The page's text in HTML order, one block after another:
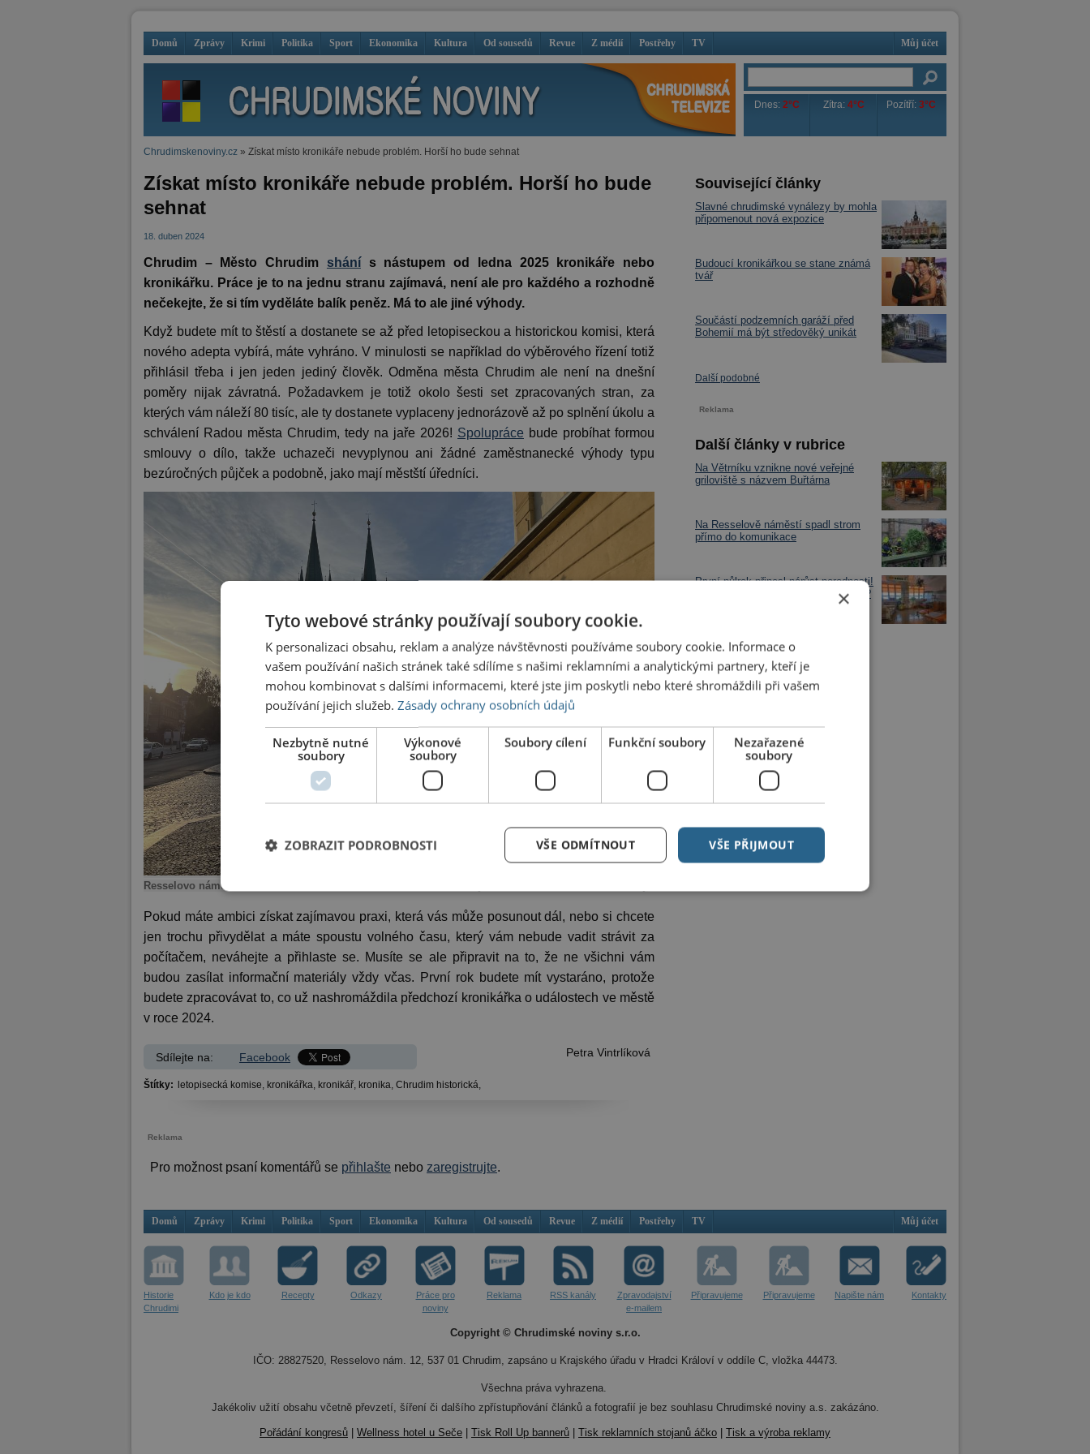
Domů Zprávy Krimi Politika Sport Ekonomika Kultura Od sousedů Revue Z médií Postřehy TV Můj účet
Dnes:2°C Zítra:4°C Pozítří: 3°C
Chrudimskenoviny.cz » Získat místo kronikáře nebude problém. Horší ho bude sehnat
Získat místo kronikáře nebude problém. Horší ho bude
sehnat
18. duben 2024
Chrudim – Město Chrudim shánís nástupem od ledna 2025 kronikáře nebo
kronikářku. Práce je to na jednu stranu zajímavá, není ale pro každého a rozhodně
nečekejte, že si tím vyděláte balík peněz. Má to ale jiné výhody.
Když budete mít to štěstí a dostanete se až před letopiseckou a historickou komisi, která
nového adepta vybírá, máte vyhráno. V minulosti se například do výběrového řízení totiž
přihlásil třeba i jen jeden jediný člověk. Odměna města Chrudim ale není na dnešní
poměry nijak závratná. Požadavkem je totiž okolo šesti set zpracovaných stran, za
kterých vám náleží 80 tisíc, ale ty dostanete vyplaceny jednorázově až po splnění úkolu a
schválení Radou města Chrudim, tedy na jaře 2026! Spolupráce bude probíhat formou
smlouvy o dílo, takže uchazeči nevyplynou ani žádné zaměstnanecké výhody typu
bezúročných půjček a podobně, jako mají městští úředníci.
Resselovo náměstí od informační tabule. Kostel Nanebevzetí Panny Marie. Foto: Chrudimské noviny
Pokud máte ambici získat zajímavou praxi, která vás může posunout dál, nebo si chcete
jen trochu přivydělat a máte spoustu volného času, který vám nebude vadit strávit za
počítačem, neváhejte a přihlaste se. Musíte se ale připravit na to, že ne všichni vám
budou zasílat informační materiály vždy včas. První rok budete mít vystaráno, protože
budete zpracovávat to, co už nashromáždila předchozí kronikářka o událostech ve městě
v roce 2024.
Petra Vintrlíková
Sdílejte na: Facebook
Štítky: letopisecká komise, kronikářka, kronikář, kronika, Chrudim historická,
Reklama
Pro možnost psaní komentářů se přihlašte nebo zaregistrujte.
Související články
Slavné chrudimské vynálezy by mohla
připomenout nová expozice
Budoucí kronikářkou se stane známá
tvář
Součástí podzemních garáží před
Bohemií má být středověký unikát
Další podobné
Reklama
Další články v rubrice
Na Větrníku vznikne nové veřejné
griloviště s názvem Buřtárna
Na Resselově náměstí spadl strom
přímo do komunikace
První půlrok přinesl nárůst porodnosti!
Jak je na tom chrudimská porodnice?
Domů Zprávy Krimi Politika Sport Ekonomika Kultura Od sousedů Revue Z médií Postřehy TV Můj účet
Historie
Chrudimi
Kdo je kdo Recepty Odkazy
Práce pro
noviny
Reklama RSS kanály
Zpravodajství
e-mailem
Připravujeme Připravujeme Napište nám Kontakty
Copyright © Chrudimské noviny s.r.o.
IČO: 28827520, Resselovo nám. 12, 537 01 Chrudim, zapsáno u Krajského úřadu v Hradci Královí v oddíle C, vložka 44473.
Všechna práva vyhrazena.
Jakékoliv užití obsahu včetně převzetí, šíření či dalšího zpřístupňování článků a fotografií je bez souhlasu Chrudimské noviny a.s. zakázáno.
Pořádání kongresů | Wellness hotel u Seče | Tisk Roll Up bannerů | Tisk reklamních stojanů áčko | Tisk a výroba reklamy
×
Tyto webové stránky používají soubory cookie.
K personalizaci obsahu, reklam a analýze návštěvnosti používáme soubory cookie. Informace o
vašem používání našich stránek také sdílíme s našimi reklamními a analytickými partnery, kteří je
mohou kombinovat s dalšími informacemi, které jste jim poskytli nebo které shromáždili při vašem
používání jejich služeb. Zásady ochrany osobních údajů
Nezbytně nutné
soubory
Výkonové
soubory
Soubory cílení Funkční soubory
Nezařazené
soubory
VŠE PŘIJMOUT
VŠE ODMÍTNOUT
ZOBRAZIT PODROBNOSTI